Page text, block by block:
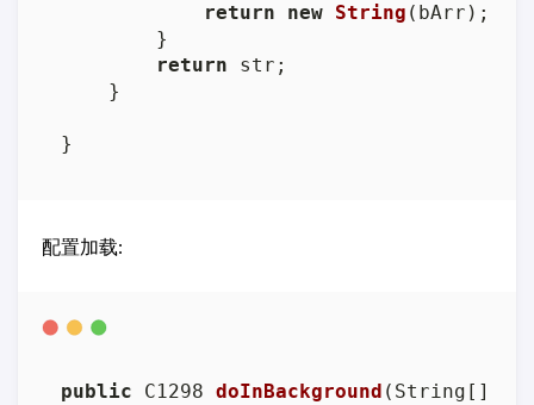
return
new String (bArr);
        }
return str;
    }
}
配置加载:
public C1298 doInBackground (String[]